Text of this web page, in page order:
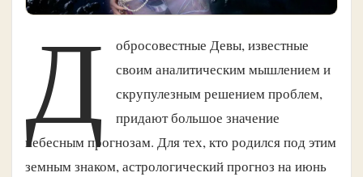
Д
обросовестные Девы, известные
своим аналитическим мышлением и
скрупулезным решением проблем,
придают большое значение
небесным прогнозам. Для тех, кто родился под этим
земным знаком, астрологический прогноз на июнь